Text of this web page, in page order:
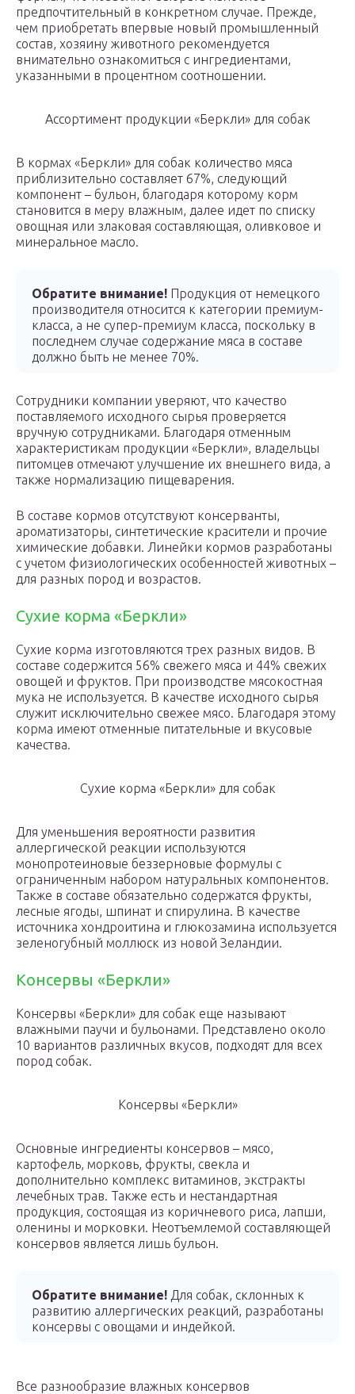
предпочтительный в конкретном случае. Прежде,
чем приобретать впервые новый промышленный
состав, хозяину животного рекомендуется
внимательно ознакомиться с ингредиентами,
указанными в процентном соотношении.
Ассортимент продукции «Беркли» для собак
В кормах «Беркли» для собак количество мяса
приблизительно составляет 67%, следующий
компонент – бульон, благодаря которому корм
становится в меру влажным, далее идет по списку
овощная или злаковая составляющая, оливковое и
минеральное масло.
Обратите внимание! Продукция от немецкого
производителя относится к категории премиум-
класса, а не супер-премиум класса, поскольку в
последнем случае содержание мяса в составе
должно быть не менее 70%.
Сотрудники компании уверяют, что качество
поставляемого исходного сырья проверяется
вручную сотрудниками. Благодаря отменным
характеристикам продукции «Беркли», владельцы
питомцев отмечают улучшение их внешнего вида, а
также нормализацию пищеварения.
В составе кормов отсутствуют консерванты,
ароматизаторы, синтетические красители и прочие
химические добавки. Линейки кормов разработаны
с учетом физиологических особенностей животных –
для разных пород и возрастов.
Сухие корма «Беркли»
Сухие корма изготовляются трех разных видов. В
составе содержится 56% свежего мяса и 44% свежих
овощей и фруктов. При производстве мясокостная
мука не используется. В качестве исходного сырья
служит исключительно свежее мясо. Благодаря этому
корма имеют отменные питательные и вкусовые
качества.
Сухие корма «Беркли» для собак
Для уменьшения вероятности развития
аллергической реакции используются
монопротеиновые беззерновые формулы с
ограниченным набором натуральных компонентов.
Также в составе обязательно содержатся фрукты,
лесные ягоды, шпинат и спирулина. В качестве
источника хондроитина и глюкозамина используется
зеленогубный моллюск из новой Зеландии.
Консервы «Беркли»
Консервы «Беркли» для собак еще называют
влажными паучи и бульонами. Представлено около
10 вариантов различных вкусов, подходят для всех
пород собак.
Консервы «Беркли»
Основные ингредиенты консервов – мясо,
картофель, морковь, фрукты, свекла и
дополнительно комплекс витаминов, экстракты
лечебных трав. Также есть и нестандартная
продукция, состоящая из коричневого риса, лапши,
оленины и морковки. Неотъемлемой составляющей
консервов является лишь бульон.
Обратите внимание! Для собак, склонных к
развитию аллергических реакций, разработаны
консервы с овощами и индейкой.
Все разнообразие влажных консервов